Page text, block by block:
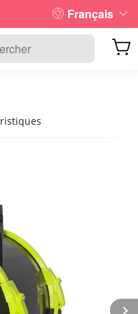
Français